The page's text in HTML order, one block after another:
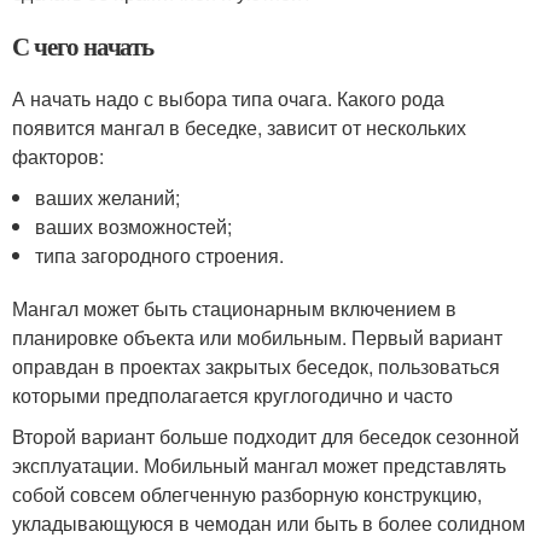
С чего начать
А начать надо с выбора типа очага. Какого рода
появится мангал в беседке, зависит от нескольких
факторов:
ваших желаний;
ваших возможностей;
типа загородного строения.
Мангал может быть стационарным включением в
планировке объекта или мобильным. Первый вариант
оправдан в проектах закрытых беседок, пользоваться
которыми предполагается круглогодично и часто
Второй вариант больше подходит для беседок сезонной
эксплуатации. Мобильный мангал может представлять
собой совсем облегченную разборную конструкцию,
укладывающуюся в чемодан или быть в более солидном